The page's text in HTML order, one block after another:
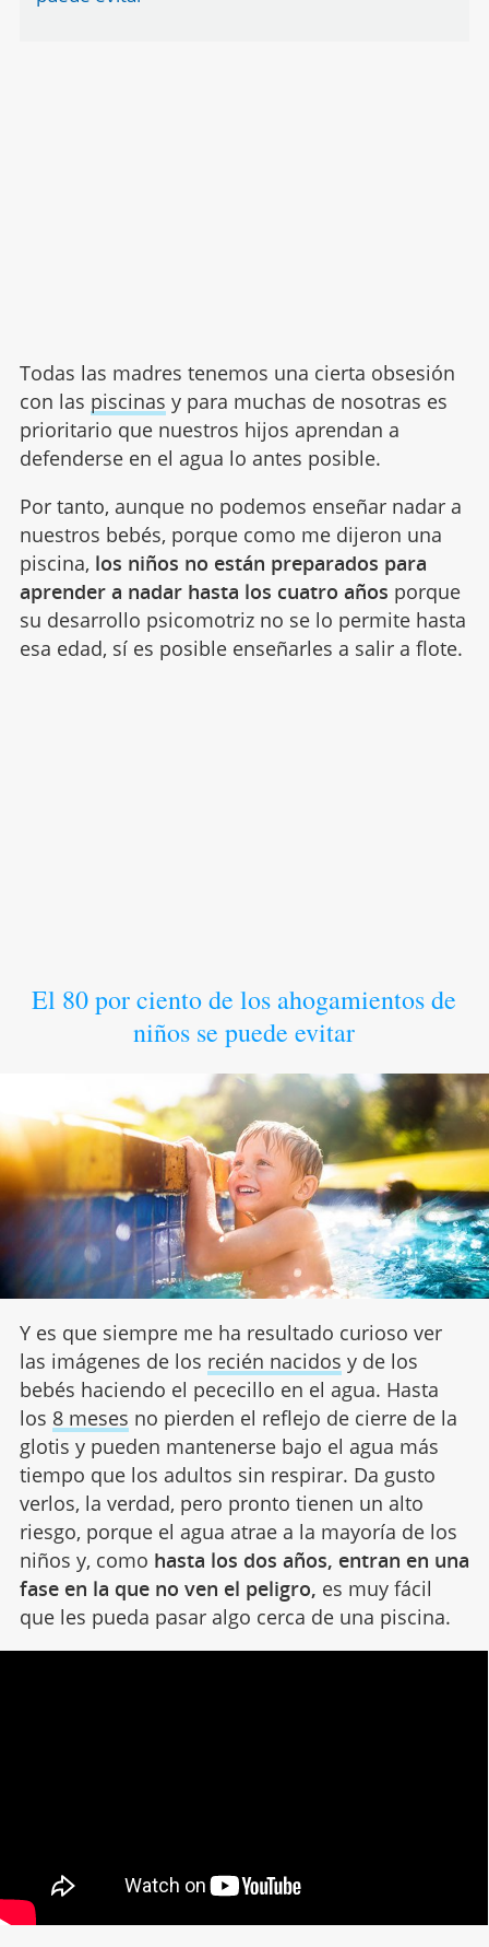
Todas las madres tenemos una cierta obsesión
con las piscinas y para muchas de nosotras es
prioritario que nuestros hijos aprendan a
defenderse en el agua lo antes posible.
Por tanto, aunque no podemos enseñar nadar a
nuestros bebés, porque como me dijeron una
piscina, los niños no están preparados para
aprender a nadar hasta los cuatro años porque
su desarrollo psicomotriz no se lo permite hasta
esa edad, sí es posible enseñarles a salir a flote.
El 80 por ciento de los ahogamientos de
niños se puede evitar
Y es que siempre me ha resultado curioso ver
las imágenes de los recién nacidos y de los
bebés haciendo el pececillo en el agua. Hasta
los 8 meses no pierden el reflejo de cierre de la
glotis y pueden mantenerse bajo el agua más
tiempo que los adultos sin respirar. Da gusto
verlos, la verdad, pero pronto tienen un alto
riesgo, porque el agua atrae a la mayoría de los
niños y, como hasta los dos años, entran en una
fase en la que no ven el peligro, es muy fácil
que les pueda pasar algo cerca de una piscina.